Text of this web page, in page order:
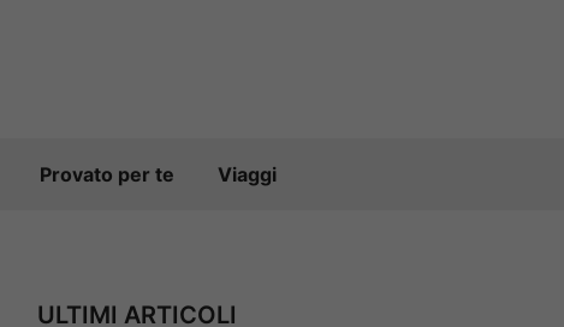
Provato per te Viaggi
ULTIMI ARTICOLI